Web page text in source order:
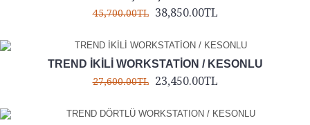
45,700.00TL 38,850.00TL
TREND İKİLİ WORKSTATİON / KESONLU
27,600.00TL 23,450.00TL